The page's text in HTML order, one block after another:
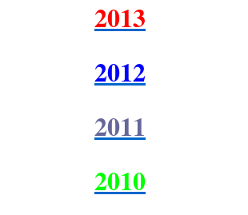
2013
2012
2011
2010